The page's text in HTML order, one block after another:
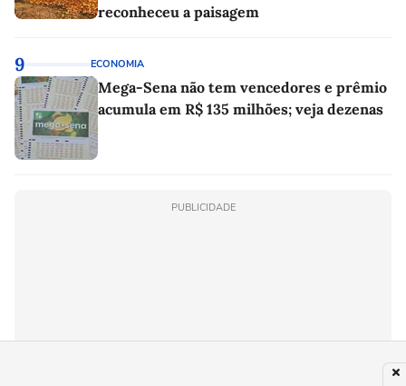
reconheceu a paisagem
9 ECONOMIA
Mega-Sena não tem vencedores e prêmio
acumula em R$ 135 milhões; veja dezenas
PUBLICIDADE